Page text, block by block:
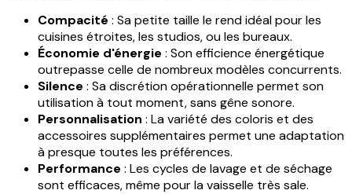
Compacité : Sa petite taille le rend idéal pour les
cuisines étroites, les studios, ou les bureaux.
Économie d'énergie : Son efficience énergétique
outrepasse celle de nombreux modèles concurrents.
Silence : Sa discrétion opérationnelle permet son
utilisation à tout moment, sans gêne sonore.
Personnalisation : La variété des coloris et des
accessoires supplémentaires permet une adaptation
à presque toutes les préférences.
Performance : Les cycles de lavage et de séchage
sont efficaces, même pour la vaisselle très sale.